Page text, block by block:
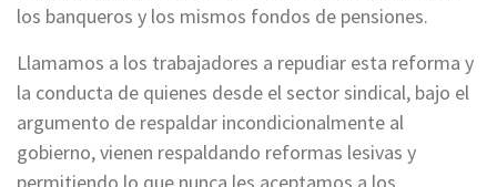
los banqueros y los mismos fondos de pensiones.
Llamamos a los trabajadores a repudiar esta reforma y
la conducta de quienes desde el sector sindical, bajo el
argumento de respaldar incondicionalmente al
gobierno, vienen respaldando reformas lesivas y
permitiendo lo que nunca les aceptamos a los